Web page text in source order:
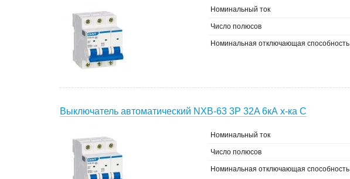
Номинальный ток
Число полюсов
Номинальная отключающая способность
Выключатель автоматический NXB-63 3P 32A 6кА х-ка C
Номинальный ток
Число полюсов
Номинальная отключающая способность